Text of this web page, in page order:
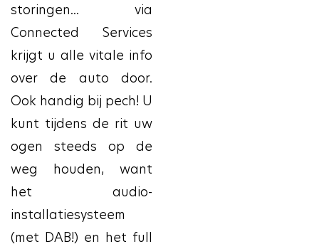
storingen... via
Connected Services
krijgt u alle vitale info
over de auto door.
Ook handig bij pech! U
kunt tijdens de rit uw
ogen steeds op de
weg houden, want
het audio-
installatiesysteem
(met DAB!) en het full